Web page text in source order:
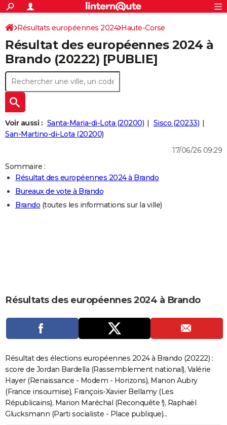
ACTUALITÉS
Politique
Société
Faits Divers
Education
Monde
Villes
+
SPORT
Coupe du monde 2026
Football
Tennis
Cyclisme
Rugby
Forum
Programme TV
TNT
Streaming
Cinéma
Sorties cinéma
Musique
+
FINANCE
Retraite
Impôts
Epargne
Immobilier
Risques naturels par ville
Banque
Assurance
Crédit
AUTO
Essais
Réserver un essai
Citadines
Berlines
SUV
Forum auto
+
HIGH-TECH
Mobiles
Meilleur smartphone
Internet
Ordinateurs
Jeux vidéo
Guide high-tech
+
BRICOLAGE
Guides de France
Escapades
Patrimoine
Expositions
Musées
Week-end nature
LIFESTYLE
Art de vivre
Bien-être
Loisirs
Mode
Modes de vie
CARTE DE VOEUX
Carte de Noël
Carte Bonne année
Carte Saint-Valentin
Carte Pâques
Carte d'anniversaire
DICTIONNAIRE
Dictionnaire
Biographies
Citations
Expressions
Proverbes
PROGRAMME TV
COPAINS D'AVANT
S'inscrire
Se connecter
Lycées
Collèges
Primaires
Universités
Entreprises
Service militaire
Avis de recherche
AVIS DE DÉCÈS
FORUM
S'inscrire
Connexion
Résultats européennes 2024 Haute-Corse
Résultat des européennes 2024 à
Brando (20222) [PUBLIE]
Voir aussi : Santa-Maria-di-Lota (20200)
Sisco (20233)
San-Martino-di-Lota (20200)
17/06/26 09:29
Sommaire :
Résultat des européennes 2024 à Brando
Bureaux de vote à Brando
Brando (toutes les informations sur la ville)
Résultats des européennes 2024 à Brando
Résultat des élections européennes 2024 à Brando (20222) :
score de Jordan Bardella (Rassemblement national), Valérie
Hayer (Renaissance - Modem - Horizons), Manon Aubry
(France insoumise), François-Xavier Bellamy (Les
Républicains), Marion Maréchal (Reconquête !), Raphaël
Glucksmann (Parti socialiste - Place publique)...